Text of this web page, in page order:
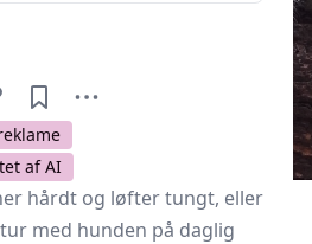
af AI
hårdt og løfter tungt, eller
med hunden på daglig